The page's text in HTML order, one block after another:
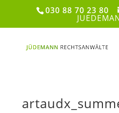
030 88 70 23 80